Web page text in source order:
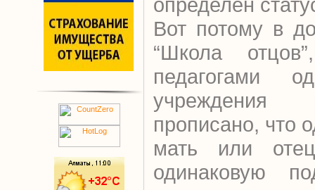
Вот потому в
“Школа
педагогами
учреждения
прописано, что
мать или
одинаковую